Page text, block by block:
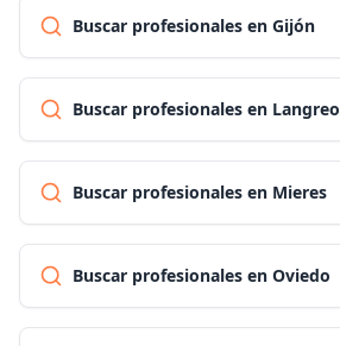
Buscar profesionales en Gijón
Buscar profesionales en Langreo
Buscar profesionales en Mieres
Buscar profesionales en Oviedo